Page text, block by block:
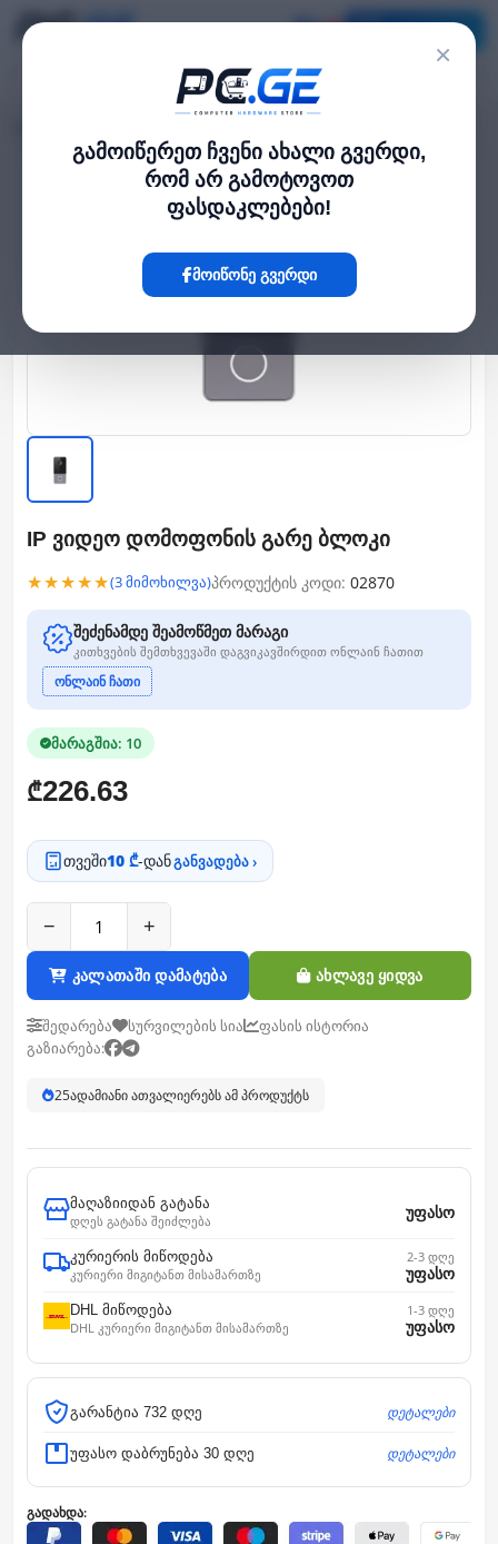
×
გამოიწერეთ ჩვენი ახალი გვერდი,
რომ არ გამოტოვოთ
ფასდაკლებები!
მოიწონე გვერდი
IP ვიდეო დომოფონის გარე ბლოკი
★★★★★(3 მიმოხილვა)პროდუქტის კოდი: 02870
შეძენამდე შეამოწმეთ მარაგი
კითხვების შემთხვევაში დაგვიკავშირდით ონლაინ ჩათით
ონლაინ ჩათი
მარაგშია: 10
₾226.63
თვეში10 ₾-დანგანვადება ›
− +
კალათაში დამატება ახლავე ყიდვა
შედარება სურვილების სია
ფასის ისტორია
გაზიარება:
25ადამიანი ათვალიერებს ამ პროდუქტს
მაღაზიიდან გატანა
დღეს გატანა შეიძლება
უფასო
კურიერის მიწოდება
კურიერი მიგიტანთ მისამართზე
2-3 დღე
უფასო
DHL მიწოდება
DHL კურიერი მიგიტანთ მისამართზე
1-3 დღე
უფასო
გარანტია 732 დღე დეტალები
უფასო დაბრუნება 30 დღე დეტალები
გადახდა: